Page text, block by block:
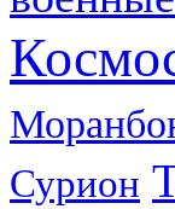
Сурион